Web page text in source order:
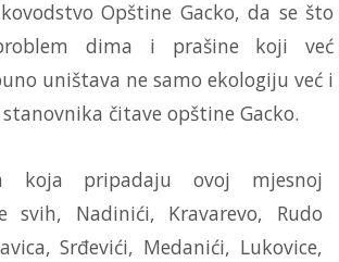
Opštine Gacko, da se što
dima i prašine koji već
uništava ne samo ekologiju već i
čitave opštine Gacko.
koja pripadaju ovoj mjesnoj
svih, Nadinići, Kravarevo, Rudo
Srđevići, Medanići, Lukovice,